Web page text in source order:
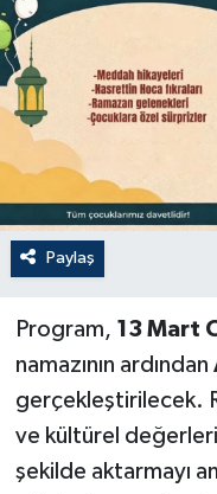
Paylaş
Program, 13 Mart
namazının ardından
gerçekleştirilecek.
ve kültürel
şekilde aktarmayı